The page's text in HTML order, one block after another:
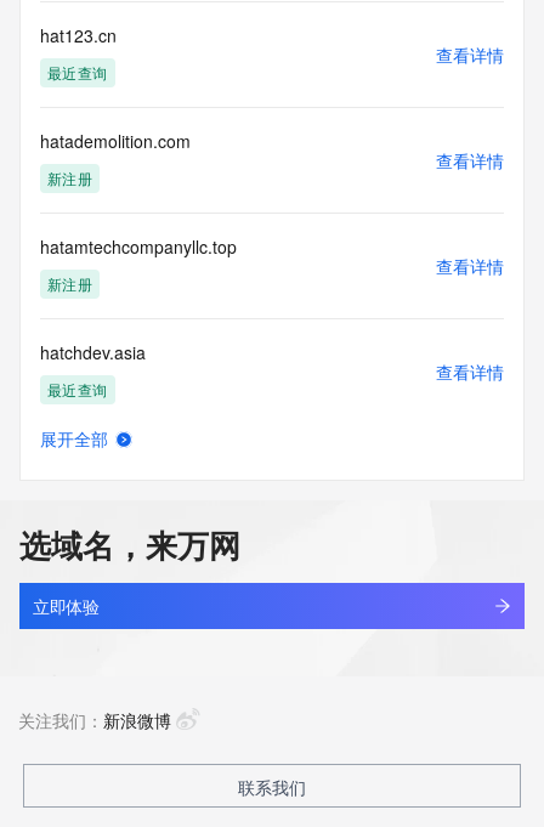
hat123.cn
最近查询
查看详情
hatademolition.com
新注册
查看详情
hatamtechcompanyllc.top
新注册
查看详情
hatchdev.asia
最近查询
查看详情
hatchermobility.com
最近查询
查看详情
新注册
展开全部
选域名，来万网
立即体验
关注我们： 新浪微博
联系我们